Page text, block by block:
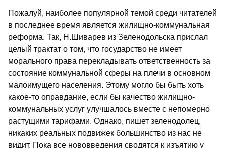
Пожалуй, наиболее популярной темой среди читателей
в последнее время является жилищно-коммунальная
реформа. Так, Н.Шиварев из Зеленодольска прислал
целый трактат о том, что государство не имеет
морального права перекладывать ответственность за
состояние коммунальной сферы на плечи в основном
малоимущего населения. Этому могло бы быть хоть
какое-то оправдание, если бы качество жилищно-
коммунальных услуг улучшалось вместе с непомерно
растущими тарифами. Однако, пишет зеленодолец,
никаких реальных подвижек большинство из нас не
видит. Пока все нововведения сводятся к изъятию у